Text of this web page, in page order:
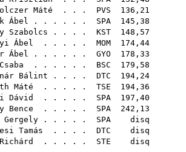
Máté . . . PVS 136,21
Ábel . . . . . . SPA 145,38
Szabolcs . . . . KST 148,57
Ábel . . . . . MOM 174,44
Ábel . . . . . . GYO 178,33
. . . . . . BSC 179,58
Bálint . . . . DTC 194,24
Máté . . . . . TSE 194,36
Dávid . . . . . SPA 197,40
Bence . . . . . SPA 242,13
Gergely . . . . . SPA disq
Tamás . . . . DTC disq
. . . . . STE disq